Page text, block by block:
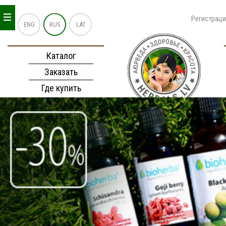
ENG RUS LAT
Каталог
Заказать
Где купить
_
_
_